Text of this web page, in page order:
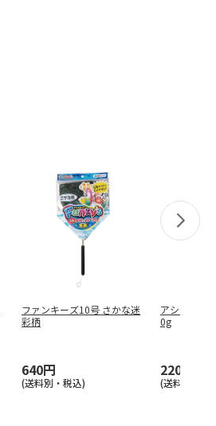
ファンキーズ10号 さかな迷
彩柄
640円
(送料別・税込)
アシスト
0g
220円
(送料別・税